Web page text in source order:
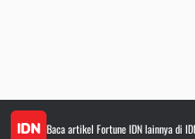
Baca artikel Fortune IDNlainnya di